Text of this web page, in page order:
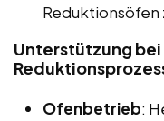
Reduktionsöfen
Unterstützung
Ofenbetrieb: